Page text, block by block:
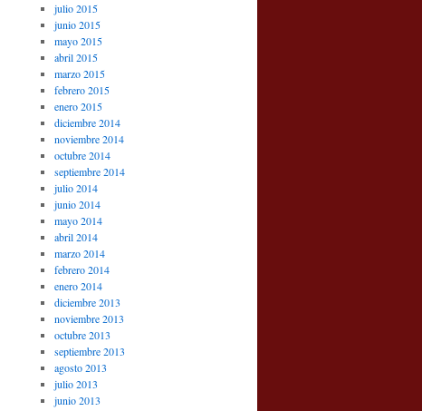
julio 2015
junio 2015
mayo 2015
abril 2015
marzo 2015
febrero 2015
enero 2015
diciembre 2014
noviembre 2014
octubre 2014
septiembre 2014
julio 2014
junio 2014
mayo 2014
abril 2014
marzo 2014
febrero 2014
enero 2014
diciembre 2013
noviembre 2013
octubre 2013
septiembre 2013
agosto 2013
julio 2013
junio 2013